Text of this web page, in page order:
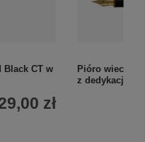
Black CT w
zł
Pióro wieczne
z dedykacją w